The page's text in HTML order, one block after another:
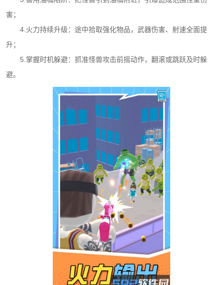
害；
4.火力持续升级：途中拾取强化物品，武器伤害、射速全面提
升；
5.掌握时机躲避：抓准怪兽攻击前摇动作，翻滚或跳跃及时躲
避。